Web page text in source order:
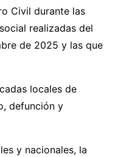
Civil durante las
realizadas del
de 2025 y las que
locales de
defunción y
y nacionales, la